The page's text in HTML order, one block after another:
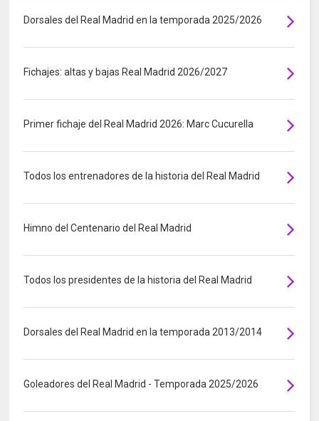
Dorsales del Real Madrid en la temporada 2025/2026
Fichajes: altas y bajas Real Madrid 2026/2027
Primer fichaje del Real Madrid 2026: Marc Cucurella
Todos los entrenadores de la historia del Real Madrid
Himno del Centenario del Real Madrid
Todos los presidentes de la historia del Real Madrid
Dorsales del Real Madrid en la temporada 2013/2014
Goleadores del Real Madrid - Temporada 2025/2026